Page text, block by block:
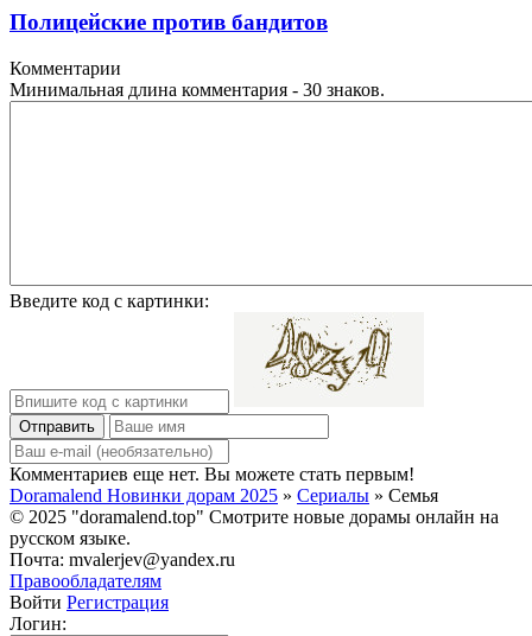
Полицейские против бандитов
Комментарии
Минимальная длина комментария - 30 знаков.
Введите код с картинки:
Отправить
Комментариев еще нет. Вы можете стать первым!
Doramalend Новинки дорам 2025 » Сериалы » Семья
© 2025 "doramalend.top" Смотрите новые дорамы онлайн на
русском языке.
Почта: mvalerjev@yandex.ru
Правообладателям
Войти Регистрация
Логин: